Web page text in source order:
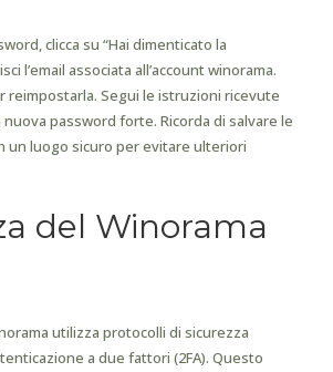
clicca su “Hai dimenticato la
l’email associata all’account winorama.
reimpostarla. Segui le istruzioni ricevute
nuova password forte. Ricorda di salvare le
un luogo sicuro per evitare ulteriori
del Winorama
utilizza protocolli di sicurezza
a due fattori (2FA). Questo